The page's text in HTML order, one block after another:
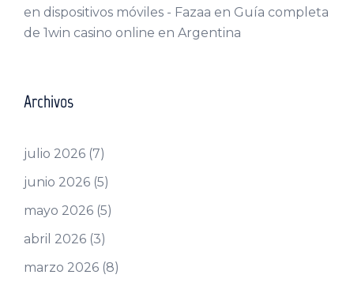
en dispositivos móviles - Fazaa en Guía completa
de 1win casino online en Argentina
Archivos
julio 2026 (7)
junio 2026 (5)
mayo 2026 (5)
abril 2026 (3)
marzo 2026 (8)